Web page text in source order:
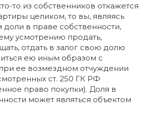
то из собственников откажется
целиком, то вы, являясь
доли в праве собственности,
усмотрению продать,
отдать в залог свою долю
ею иным образом с
ее возмездном отчуждении
ст. 250 ГК РФ
право покупки). Доля в
может являться объектом